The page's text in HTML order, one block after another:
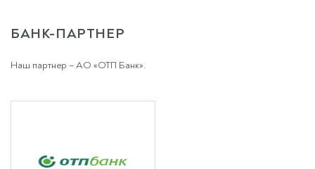
БАНК-ПАРТНЕР
Наш партнер – АО «ОТП Банк».